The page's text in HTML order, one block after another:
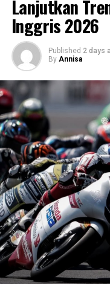
Masuk ke area
lewatlayar TFT 8
berkendara secara
pencahayaan sudah
LED, termasuk DRL,
literdan bobot kosong
touring adventure
Lanjutkan
Inggris 2026
Published 2 days
By Annisa